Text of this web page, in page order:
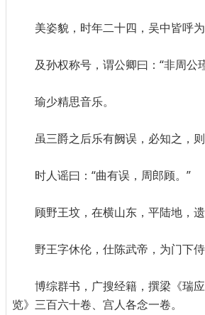
美姿貌，时年二十四，吴中皆呼为
及孙权称号，谓公卿曰：“非周公
瑜少精思音乐。
虽三爵之后乐有阙误，必知之，则
时人谣曰：“曲有误，周郎顾。”
顾野王坟，在横山东，平陆地，遗
野王字休伦，仕陈武帝，为门下侍
博综群书，广搜经籍，撰梁《瑞
览》三百六十卷、宫人各念一卷。